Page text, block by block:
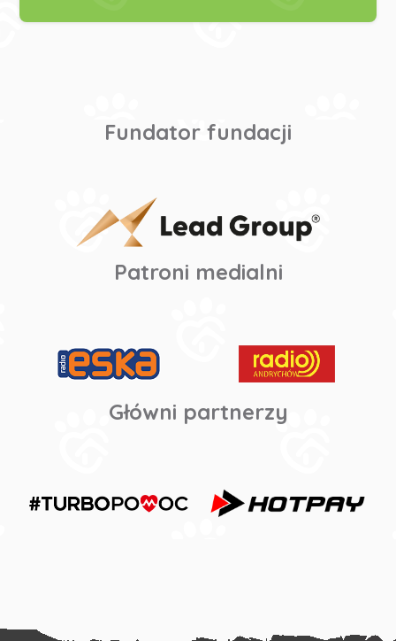
Fundator fundacji
Patroni medialni
Główni partnerzy